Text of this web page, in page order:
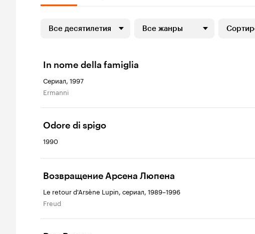
Все десятилетия Все жанры
In nome della famiglia
Сериал, 1997
Ermanni
Odore di spigo
1990
Возвращение Арсена Люпена
Le retour d'Arsène Lupin, сериал, 1989–1996
Freud